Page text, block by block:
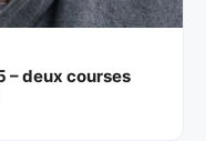
– deux courses